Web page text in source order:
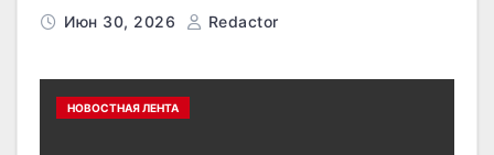
Июн 30, 2026 Redactor
НОВОСТНАЯ ЛЕНТА